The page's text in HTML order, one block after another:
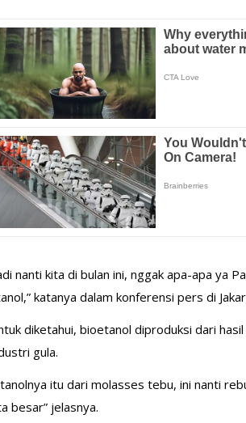
nanti kita di bulan ini, nggak apa-apa ya
katanya dalam konferensi pers di
diketahui, bioetanol diproduksi dari
gula.
itu dari molasses tebu, ini nanti
besar” jelasnya.